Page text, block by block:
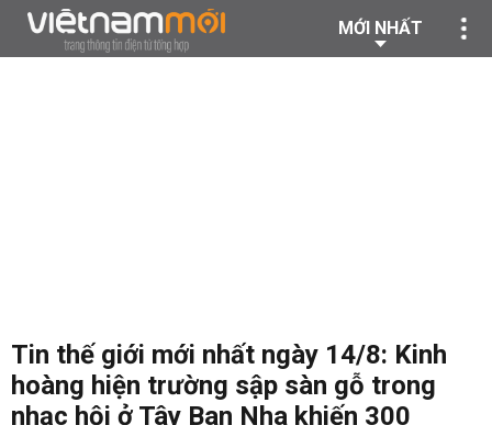
MỚI NHẤT
Tin thế giới mới nhất ngày 14/8: Kinh
hoàng hiện trường sập sàn gỗ trong
nhạc hội ở Tây Ban Nha khiến 300